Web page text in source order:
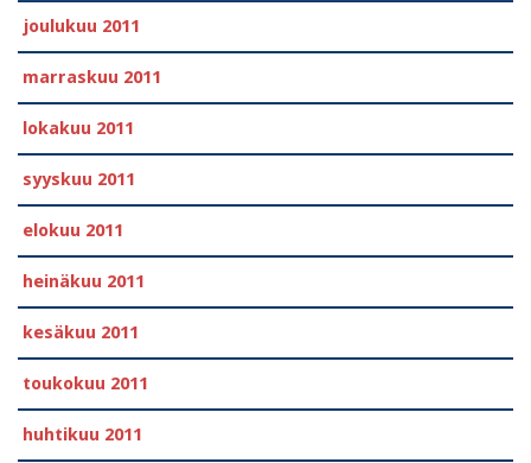
joulukuu 2011
marraskuu 2011
lokakuu 2011
syyskuu 2011
elokuu 2011
heinäkuu 2011
kesäkuu 2011
toukokuu 2011
huhtikuu 2011